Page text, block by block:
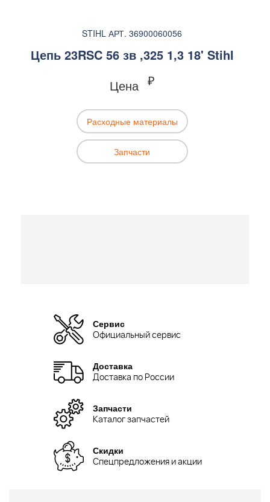
STIHL АРТ. 36900060056
Цепь 23RSC 56 зв ,325 1,3 18' Stihl
Цена ₽
Расходные материалы
Запчасти
Сервис
Официальный сервис
Доставка
Доставка по России
Запчасти
Каталог запчастей
Скидки
Спецпредложения и акции